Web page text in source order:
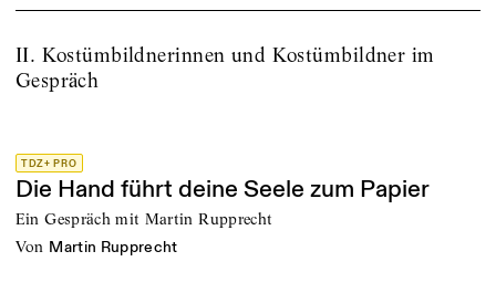
II. Kostümbildnerinnen und Kostümbildner im
Gespräch
TDZ+ PRO
Die Hand führt deine Seele zum Papier
Ein Gespräch mit Martin Rupprecht
von Martin Rupprecht